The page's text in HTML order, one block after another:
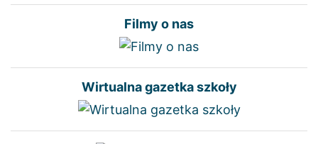
Filmy o nas
Wirtualna gazetka szkoły